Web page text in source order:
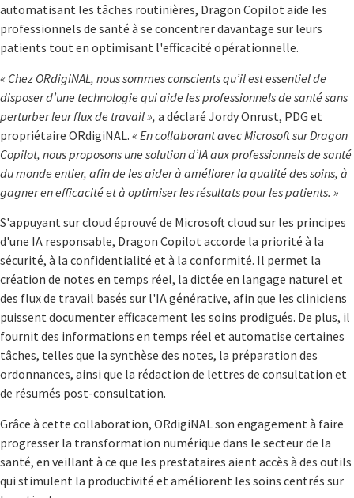
automatisant les tâches routinières, Dragon Copilot aide les
professionnels de santé à se concentrer davantage sur leurs
patients tout en optimisant l'efficacité opérationnelle.
« Chez ORdigiNAL, nous sommes conscients qu’il est essentiel de
disposer d’une technologie qui aide les professionnels de santé sans
perturber leur flux de travail », a déclaré Jordy Onrust, PDG et
propriétaire ORdigiNAL. « En collaborant avec Microsoft sur Dragon
Copilot, nous proposons une solution d’IA aux professionnels de santé
du monde entier, afin de les aider à améliorer la qualité des soins, à
gagner en efficacité et à optimiser les résultats pour les patients. »
S'appuyant sur cloud éprouvé de Microsoft cloud sur les principes
d'une IA responsable, Dragon Copilot accorde la priorité à la
sécurité, à la confidentialité et à la conformité. Il permet la
création de notes en temps réel, la dictée en langage naturel et
des flux de travail basés sur l'IA générative, afin que les cliniciens
puissent documenter efficacement les soins prodigués. De plus, il
fournit des informations en temps réel et automatise certaines
tâches, telles que la synthèse des notes, la préparation des
ordonnances, ainsi que la rédaction de lettres de consultation et
de résumés post-consultation.
Grâce à cette collaboration, ORdigiNAL son engagement à faire
progresser la transformation numérique dans le secteur de la
santé, en veillant à ce que les prestataires aient accès à des outils
qui stimulent la productivité et améliorent les soins centrés sur